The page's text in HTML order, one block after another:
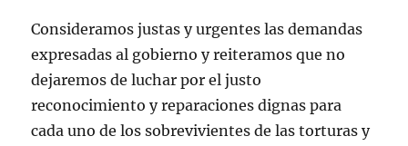
Consideramos justas y urgentes las demandas
expresadas al gobierno y reiteramos que no
dejaremos de luchar por el justo
reconocimiento y reparaciones dignas para
cada uno de los sobrevivientes de las torturas y